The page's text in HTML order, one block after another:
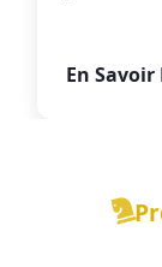
le club
de jeu
En Savoir